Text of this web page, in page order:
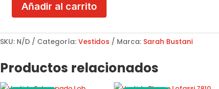
Vestido
Bustani
MOD.
cantidad
Añadir al carrito
SKU: N/D Categoría: Vestidos Marca: Sarah Bustani
Productos relacionados